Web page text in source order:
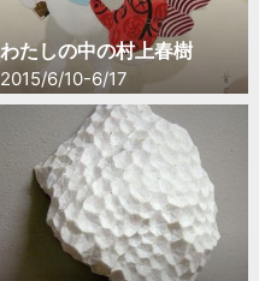
わたしの中の村上春樹
2015/6/10-6/17